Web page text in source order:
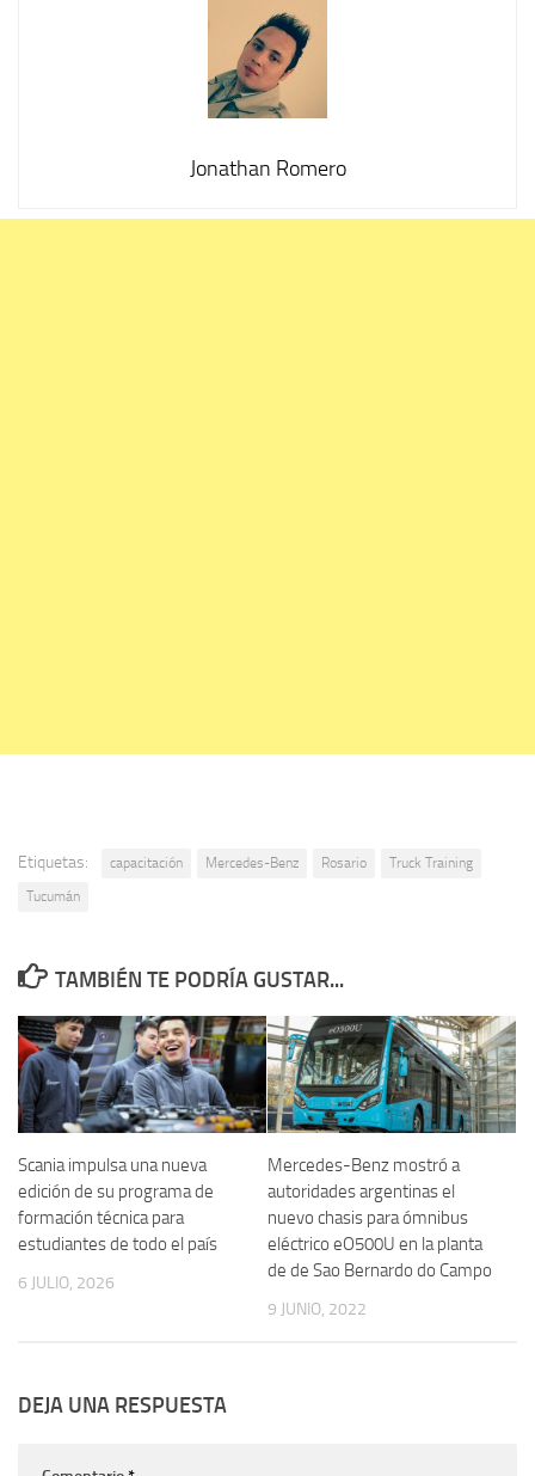
Jonathan Romero
Etiquetas: capacitación Mercedes-Benz Rosario
Truck Training
Tucumán
TAMBIÉN TE PODRÍA GUSTAR...
Scania impulsa una nueva
edición de su programa de
formación técnica para
estudiantes de todo el país
6 JULIO, 2026
Mercedes-Benz mostró a
autoridades argentinas el
nuevo chasis para ómnibus
eléctrico eO500U en la planta
de de Sao Bernardo do Campo
9 JUNIO, 2022
DEJA UNA RESPUESTA